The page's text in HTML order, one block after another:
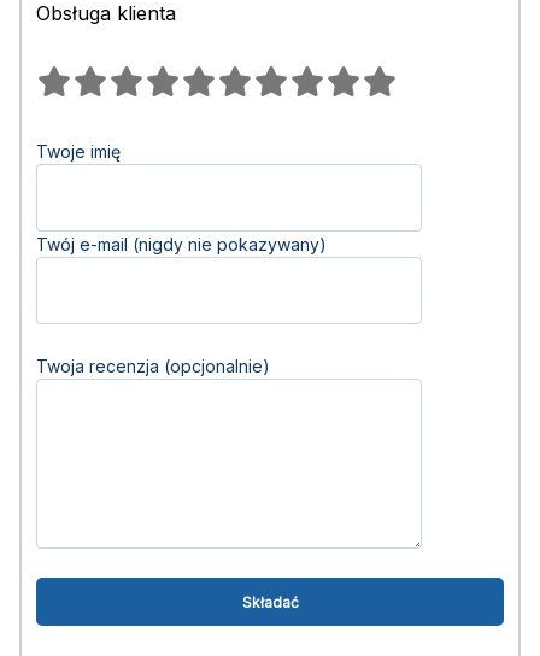
Obsługa klienta
Twoje imię
Twój e-mail (nigdy nie pokazywany)
Twoja recenzja (opcjonalnie)